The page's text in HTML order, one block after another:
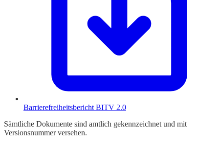
Barrierefreiheitsbericht BITV 2.0
Sämtliche Dokumente sind amtlich gekennzeichnet und mit
Versionsnummer versehen.